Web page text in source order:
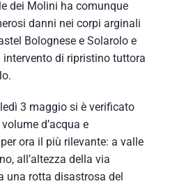
dei Molini ha comunque
danni nei corpi arginali
Bolognese e Solarolo e
di ripristino tuttora
3 maggio si è verificato
d’acqua e
ora il più rilevante: a valle
all’altezza della via
una rotta disastrosa del